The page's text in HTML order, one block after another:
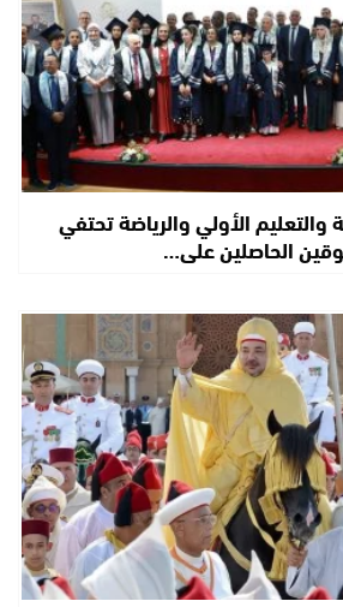
والتعليم الأولي والرياضة تحتفي
الحاصلين على…